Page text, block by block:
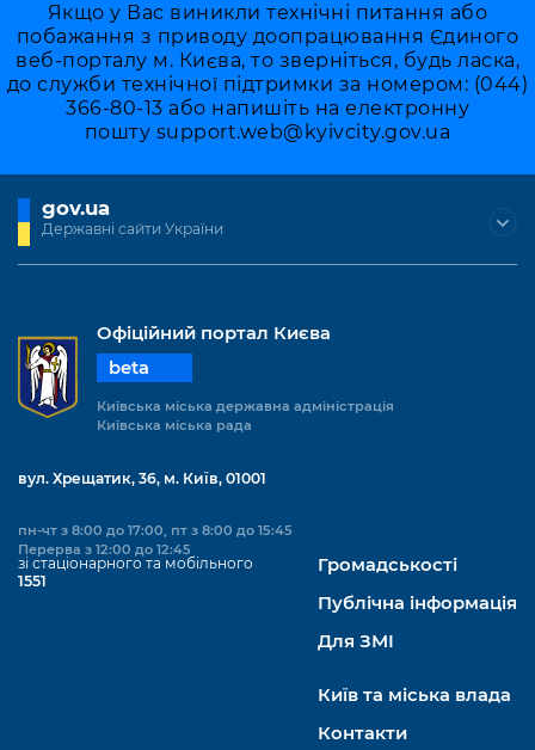
Якщо у Вас виникли технічні питання або
побажання з приводу доопрацювання Єдиного
веб-порталу м. Києва, то зверніться, будь ласка,
до служби технічної підтримки за номером: (044)
366-80-13 або напишіть на електронну
пошту support.web@kyivcity.gov.ua
gov.ua
Державні сайти України
Офіційний портал Києва
beta
Київська міська державна адміністрація
Київська міська рада
вул. Хрещатик, 36, м. Київ, 01001
пн-чт з 8:00 до 17:00, пт з 8:00 до 15:45
Перерва з 12:00 до 12:45
зі стаціонарного та мобільного
1551
Громадськості
Публічна інформація
Для ЗМІ
Київ та міська влада
Контакти